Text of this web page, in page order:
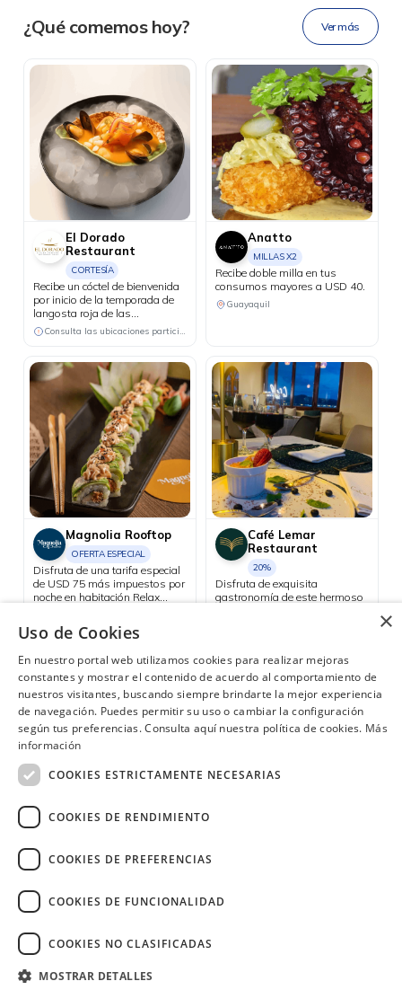
Ahora tus blu benefits
en una
sola app.
¿Qué comemos hoy? Ver más
El Dorado
Restaurant
CORTESÍA
Recibe un cóctel de bienvenida
por inicio de la temporada de
langosta roja de las
Galápagos.
Consulta las ubicaciones participantes
Anatto
MILLAS X2
Recibe doble milla en tus
consumos mayores a USD 40.
Guayaquil
Magnolia Rooftop
OFERTA ESPECIAL
Disfruta de una tarifa especial
de USD 75 más impuestos por
noche en habitación Relax
Café Lemar
Restaurant
20%
Disfruta de exquisita
gastronomía de este hermoso
¿Necesitas ayuda? (02) 298 1300
Derechos reservados.
×
Uso de Cookies
En nuestro portal web utilizamos cookies para realizar mejoras
constantes y mostrar el contenido de acuerdo al comportamiento de
nuestros visitantes, buscando siempre brindarte la mejor experiencia
de navegación. Puedes permitir su uso o cambiar la configuración
según tus preferencias. Consulta aquí nuestra política de cookies. Más
información
COOKIES ESTRICTAMENTE NECESARIAS
COOKIES DE RENDIMIENTO
COOKIES DE PREFERENCIAS
COOKIES DE FUNCIONALIDAD
COOKIES NO CLASIFICADAS
MOSTRAR DETALLES